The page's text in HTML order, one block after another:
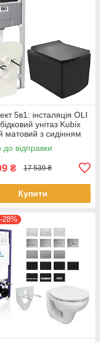
5в1: інсталяція OLI
унітаз Kubix
матовий з сидінням
+ клавіша чорна
до відправки
₴ 17 539 ₴
Купити